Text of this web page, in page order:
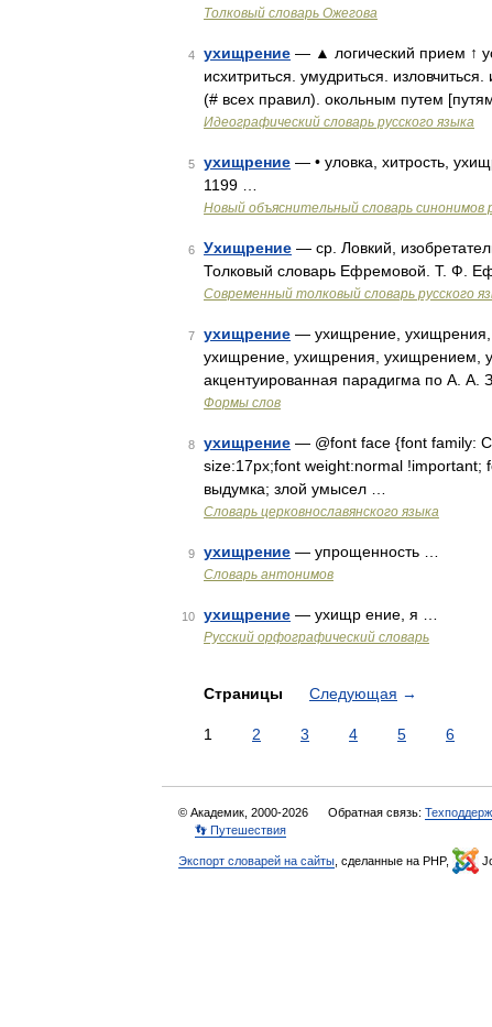
Толковый словарь Ожегова
4 ухищрение — ▲ логический прием ↑
исхитриться. умудриться.
(# всех правил). окольным путем
Идеографический словарь русского языка
5 ухищрение — • уловка, хитрость,
1199 …
Новый объяснительный словарь синонимов
6 Ухищрение — ср. Ловкий,
Толковый словарь Ефремовой. Т. Ф.
Современный толковый словарь русского
7 ухищрение — ухищрение,
ухищрение, ухищрения, ухищрением,
акцентуированная парадигма по А. А.
Формы слов
8 ухищрение — @font face {font family:
size:17px;font weight:normal !important;
выдумка; злой умысел …
Словарь церковнославянского языка
9 ухищрение — упрощенность …
Словарь антонимов
10 ухищрение — ухищр ение, я …
Русский орфографический словарь
Страницы Следующая →
1 2 3 4 5 6
© Академик, 2000-2026 Обратная связь:
👣 Путешествия
Экспорт словарей на сайты , сделанные на PHP,